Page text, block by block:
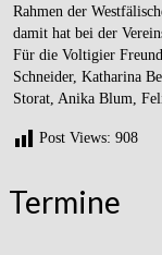
Rahmen der
damit hat bei der
Für die Voltigier
Schneider, Katharina
Storat, Anika Blum,
Post Views: 908
Termine